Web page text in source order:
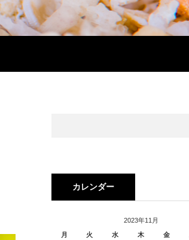
カレンダー
2023年11月
月
火 水 木 金